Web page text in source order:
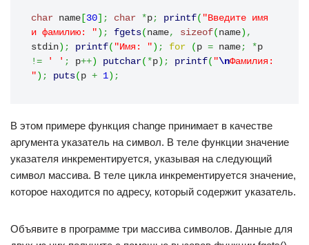
char name 30 ; char *p; printf( "Введите имя
и фамилию: " ) ; fgets( name, sizeof( name ) ,
stdin ) ; printf( "Имя: " ) ; for ( p = name; *
!=
' ' ; p++ ) putchar( *p ) ; printf( "\nФамилия:
" ) ; puts( p + 1 ) ;
В этом примере функция change принимает в качестве
аргумента указатель на символ. В теле функции значение
указателя инкрементируется, указывая на следующий
символ массива. В теле цикла инкрементируется значение,
которое находится по адресу, который содержит указатель.
Объявите в программе три массива символов. Данные для